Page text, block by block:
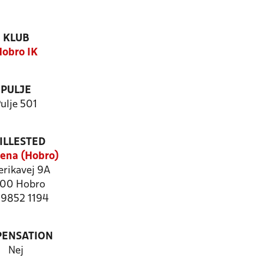
KLUB
IK
PULJE
501
(Hobro)
9A
Hobro
1194
Nej